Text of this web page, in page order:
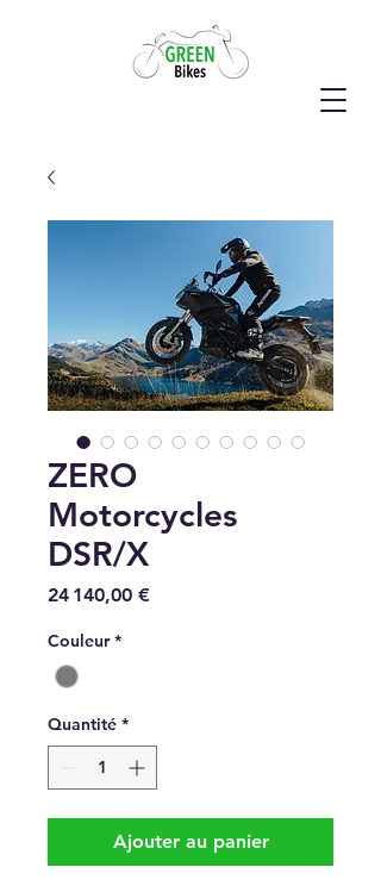
ZERO
Motorcycles
DSR/X
24 140,00 €Prix
Couleur *
Quantité *
Ajouter au panier